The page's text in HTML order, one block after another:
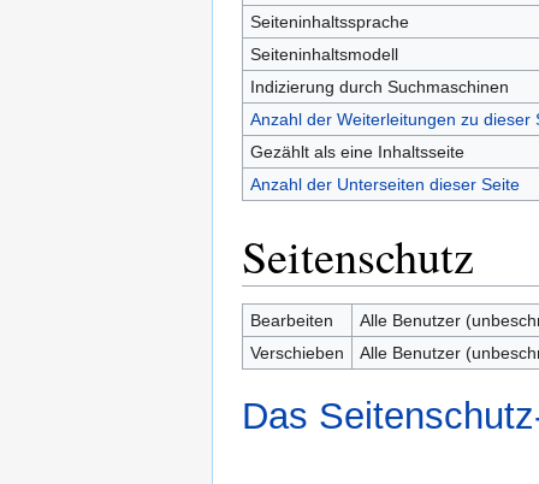
Seiteninhaltssprache
Seiteninhaltsmodell
Indizierung durch Suchmaschinen
Anzahl der Weiterleitungen zu dieser
Gezählt als eine Inhaltsseite
Anzahl der Unterseiten dieser Seite
Seitenschutz
Bearbeiten
Alle Benutzer
Verschieben
Alle Benutzer
Das